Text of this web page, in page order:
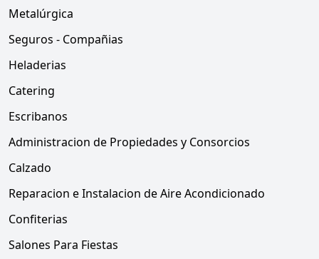
Metalúrgica
Seguros - Compañias
Heladerias
Catering
Escribanos
Administracion de Propiedades y Consorcios
Calzado
Reparacion e Instalacion de Aire Acondicionado
Confiterias
Salones Para Fiestas